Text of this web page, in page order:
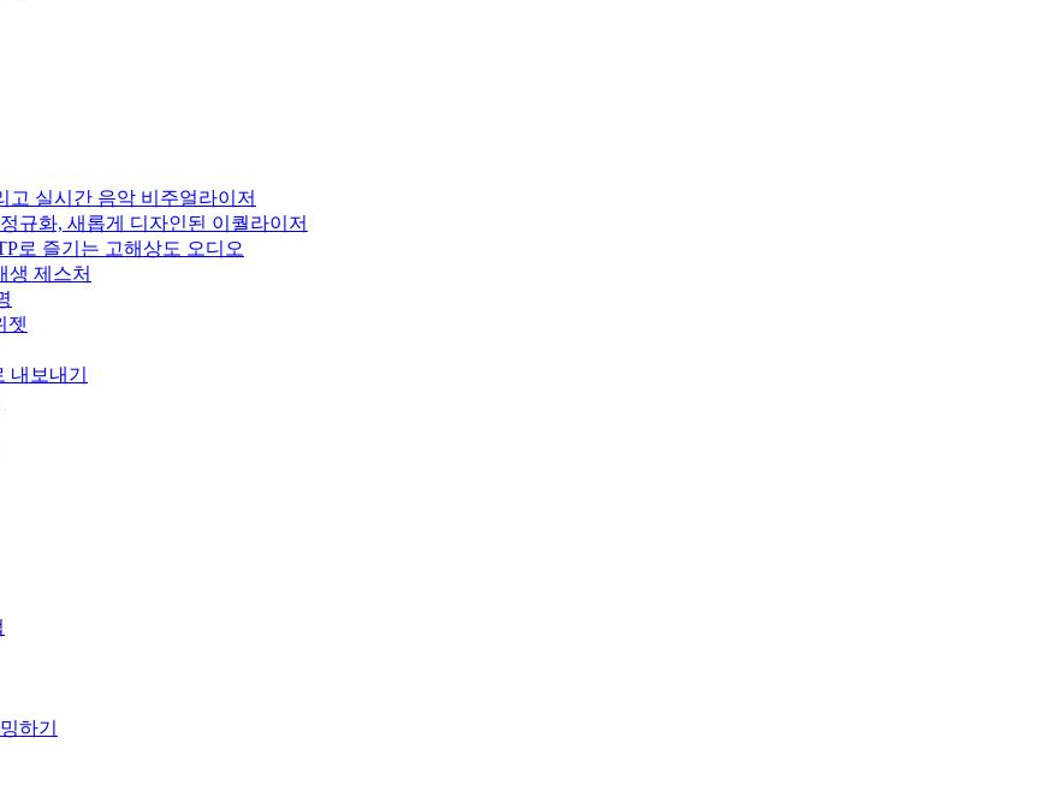
고 실시간 음악 비주얼라이저
규화, 새롭게 디자인된 이퀄라이저
로 즐기는 고해상도 오디오
생 제스처
젯
내보내기
하기